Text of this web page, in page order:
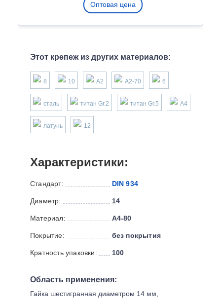
Оптовая цена
Этот крепеж из других материалов:
8 10 А2 А2-70 6
сталь титан Gr.2 титан Gr.5 А4
латунь 12
Характеристики:
Стандарт: DIN 934
Диаметр: 14
Материал: А4-80
Покрытие: без покрытия
Кратность упаковки: 100
Область применения:
Гайка шестигранная диаметром 14 мм,